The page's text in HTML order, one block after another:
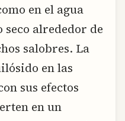
en el agua
alrededor de
salobres. La
en las
sus efectos
en un